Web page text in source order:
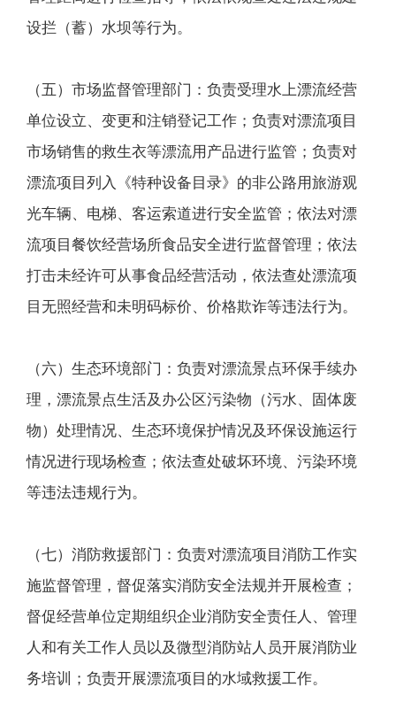
设拦（蓄）水坝等行为。
（五）市场监督管理部门：负责受理水上漂流经营
单位设立、变更和注销登记工作；负责对漂流项目
市场销售的救生衣等漂流用产品进行监管；负责对
漂流项目列入《特种设备目录》的非公路用旅游观
光车辆、电梯、客运索道进行安全监管；依法对漂
流项目餐饮经营场所食品安全进行监督管理；依法
打击未经许可从事食品经营活动，依法查处漂流项
目无照经营和未明码标价、价格欺诈等违法行为。
（六）生态环境部门：负责对漂流景点环保手续办
理，漂流景点生活及办公区污染物（污水、固体废
物）处理情况、生态环境保护情况及环保设施运行
情况进行现场检查；依法查处破坏环境、污染环境
等违法违规行为。
（七）消防救援部门：负责对漂流项目消防工作实
施监督管理，督促落实消防安全法规并开展检查；
督促经营单位定期组织企业消防安全责任人、管理
人和有关工作人员以及微型消防站人员开展消防业
务培训；负责开展漂流项目的水域救援工作。